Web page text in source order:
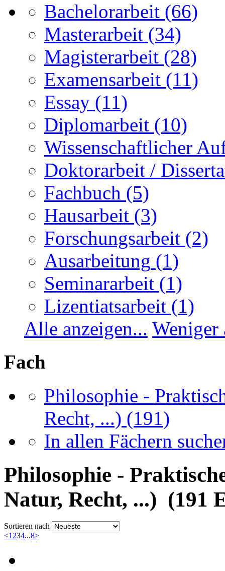
Bachelorarbeit (66)
Masterarbeit (34)
Magisterarbeit (28)
Examensarbeit (11)
Essay (11)
Diplomarbeit (10)
Wissenschaftlicher
Doktorarbeit /
Fachbuch (5)
Hausarbeit (3)
Forschungsarbeit (2)
Ausarbeitung (1)
Seminararbeit (1)
Lizentiatsarbeit (1)
Alle anzeigen... Weniger
Fach
Philosophie -
Recht, ...) (191)
In allen Fächern
Philosophie -
Natur, Recht, ...) (191
Sortieren nach
<1234...8>